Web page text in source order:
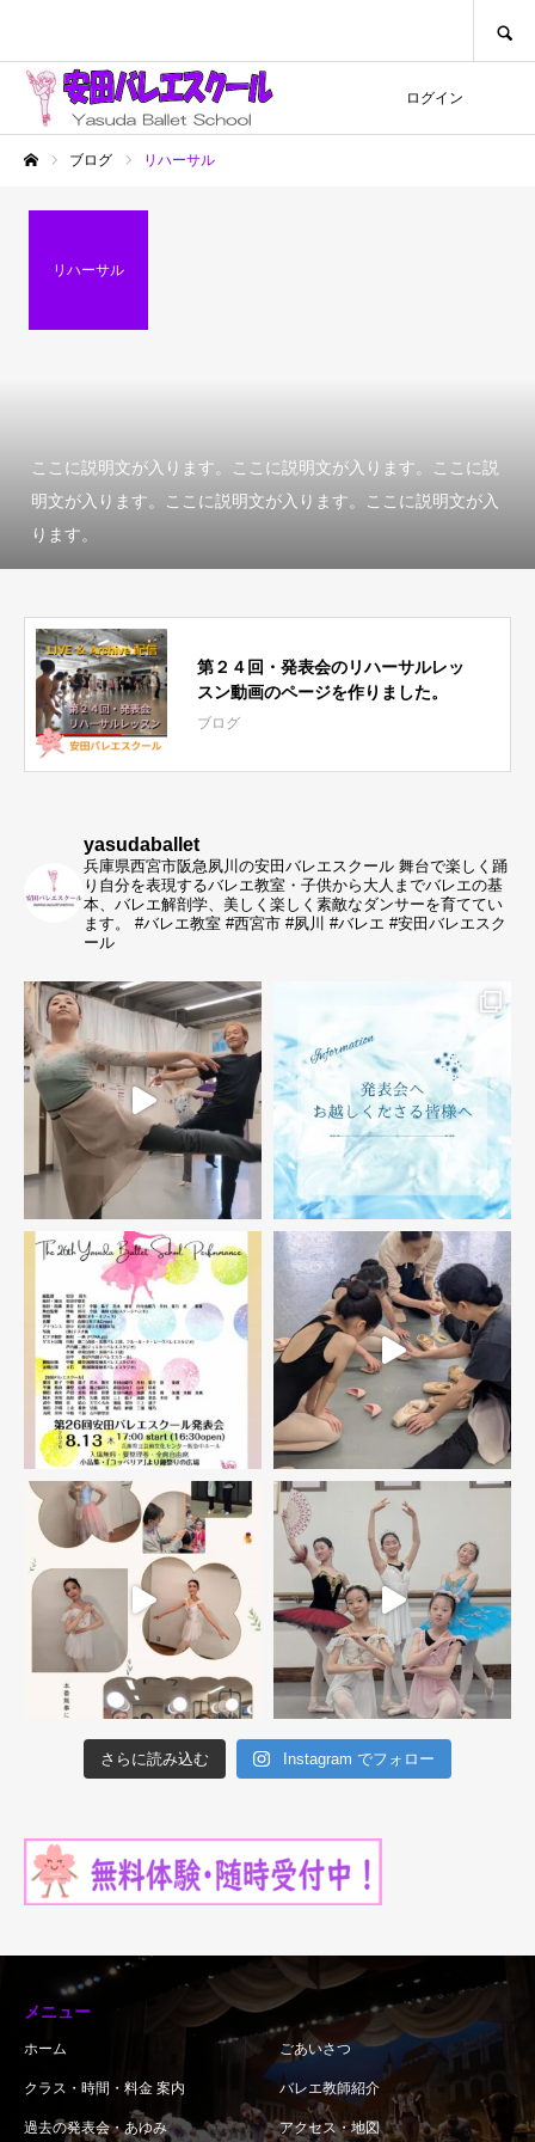
ログイン
ブログ リハーサル
リハーサル
ここに説明文が入ります。ここに説明文が入ります。ここに説
明文が入ります。ここに説明文が入ります。ここに説明文が入
ります。
第２４回・発表会のリハーサルレッ
スン動画のページを作りました。
ブログ
yasudaballet
兵庫県西宮市阪急夙川の安田バレエスクール 舞台で楽しく踊
り自分を表現するバレエ教室・子供から大人までバレエの基
本、バレエ解剖学、美しく楽しく素敵なダンサーを育ててい
ます。
#バレエ教室 #西宮市 #夙川 #バレエ #安田バレエスク
ール
さらに読み込む Instagram でフォロー
メニュー
ホーム ごあいさつ
クラス・時間・料金 案内 バレエ教師紹介
過去の発表会・あゆみ アクセス・地図